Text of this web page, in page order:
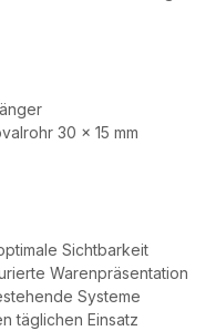
30 × 15 mm
Sichtbarkeit
Warenpräsentation
Systeme
täglichen Einsatz